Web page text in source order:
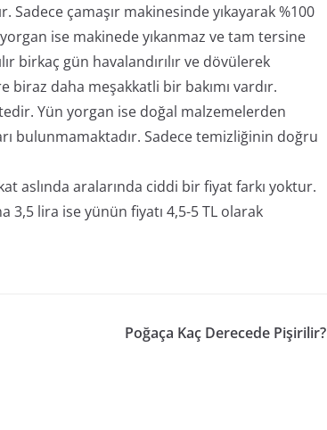
Sadece çamaşır makinesinde yıkayarak %100
ise makinede yıkanmaz ve tam tersine
birkaç gün havalandırılır ve dövülerek
biraz daha meşakkatli bir bakımı vardır.
Yün yorgan ise doğal malzemelerden
bulunmamaktadır. Sadece temizliğinin doğru
aslında aralarında ciddi bir fiyat farkı yoktur.
3,5 lira ise yünün fiyatı 4,5-5 TL olarak
Poğaça Kaç Derecede Pişirilir?